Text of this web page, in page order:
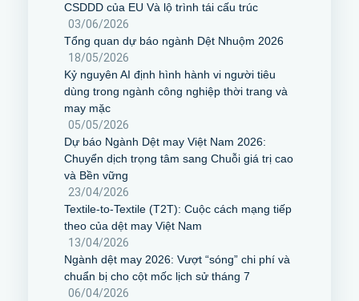
CSDDD của EU Và lộ trình tái cấu trúc
03/06/2026
Tổng quan dự báo ngành Dệt Nhuộm 2026
18/05/2026
Kỷ nguyên AI định hình hành vi người tiêu
dùng trong ngành công nghiệp thời trang và
may mặc
05/05/2026
Dự báo Ngành Dệt may Việt Nam 2026:
Chuyển dịch trọng tâm sang Chuỗi giá trị cao
và Bền vững
23/04/2026
Textile-to-Textile (T2T): Cuộc cách mạng tiếp
theo của dệt may Việt Nam
13/04/2026
Ngành dệt may 2026: Vượt “sóng” chi phí và
chuẩn bị cho cột mốc lịch sử tháng 7
06/04/2026